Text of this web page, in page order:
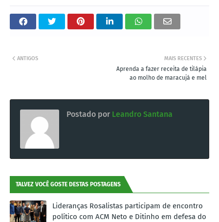
MAIS RECENTES
Aprenda a fazer receita de tilápia
ao molho de maracujá e mel
ANTIGOS
Postado por Leandro Santana
TALVEZ VOCÊ GOSTE DESTAS POSTAGENS
Lideranças Rosalistas participam de encontro
político com ACM Neto e Ditinho em defesa do